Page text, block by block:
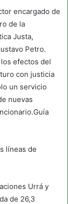
encargado de
de la
Justa,
Petro.
efectos del
con justicia
un servicio
nuevas
líneas de
Urrá y
de 26,3